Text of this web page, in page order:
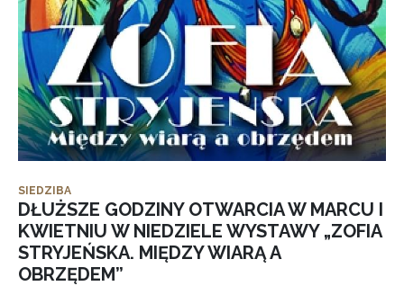
SIEDZIBA
DŁUŻSZE GODZINY OTWARCIA W MARCU I
KWIETNIU W NIEDZIELE WYSTAWY „ZOFIA
STRYJEŃSKA. MIĘDZY WIARĄ A
OBRZĘDEM”